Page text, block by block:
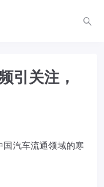
引关注，
汽车流通领域的寒